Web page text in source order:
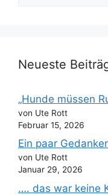
Neueste
„Hunde müssen
von Ute Rott
Februar 15, 2026
Ein paar
von Ute Rott
Januar 29, 2026
…. das war keine